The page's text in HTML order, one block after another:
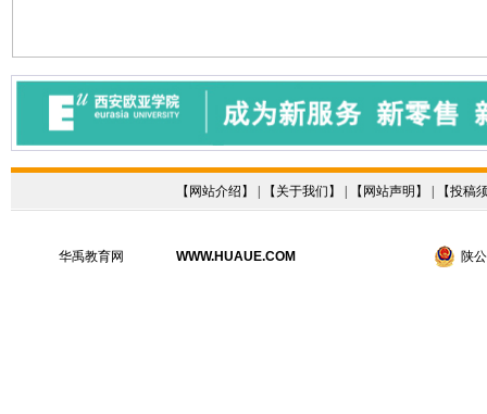
【 网站介绍 】 | 【 关于我们 】 | 【 网站声明 】 | 【投稿
华禹教育网 WWW.HUAUE.COM 陕